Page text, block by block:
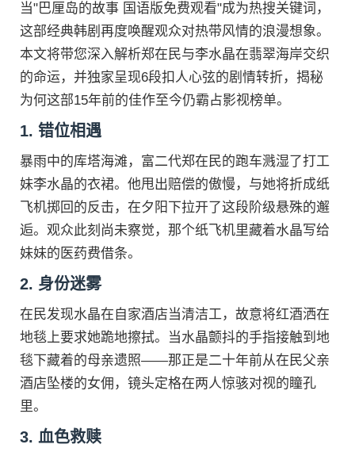
当"巴厘岛的故事 国语版免费观看"成为热搜关键词，
这部经典韩剧再度唤醒观众对热带风情的浪漫想象。
本文将带您深入解析郑在民与李水晶在翡翠海岸交织
的命运，并独家呈现6段扣人心弦的剧情转折，揭秘
为何这部15年前的佳作至今仍霸占影视榜单。
1. 错位相遇
暴雨中的库塔海滩，富二代郑在民的跑车溅湿了打工
妹李水晶的衣裙。他甩出赔偿的傲慢，与她将折成纸
飞机掷回的反击，在夕阳下拉开了这段阶级悬殊的邂
逅。观众此刻尚未察觉，那个纸飞机里藏着水晶写给
妹妹的医药费借条。
2. 身份迷雾
在民发现水晶在自家酒店当清洁工，故意将红酒洒在
地毯上要求她跪地擦拭。当水晶颤抖的手指接触到地
毯下藏着的母亲遗照——那正是二十年前从在民父亲
酒店坠楼的女佣，镜头定格在两人惊骇对视的瞳孔
里。
3. 血色救赎